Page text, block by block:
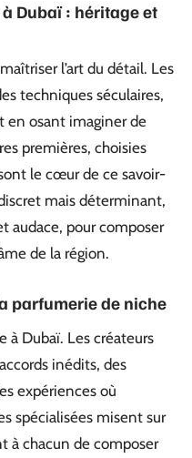
Dubaï : héritage et
l’art du détail. Les
techniques séculaires,
en osant imaginer de
premières, choisies
le cœur de ce savoir-
mais déterminant,
audace, pour composer
de la région.
parfumerie de niche
à Dubaï. Les créateurs
inédits, des
expériences où
spécialisées misent sur
à chacun de composer